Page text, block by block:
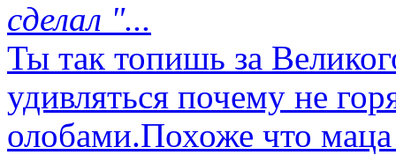
сделал "...
Ты так топишь за
удивляться почему не
олобами.Похоже что маца